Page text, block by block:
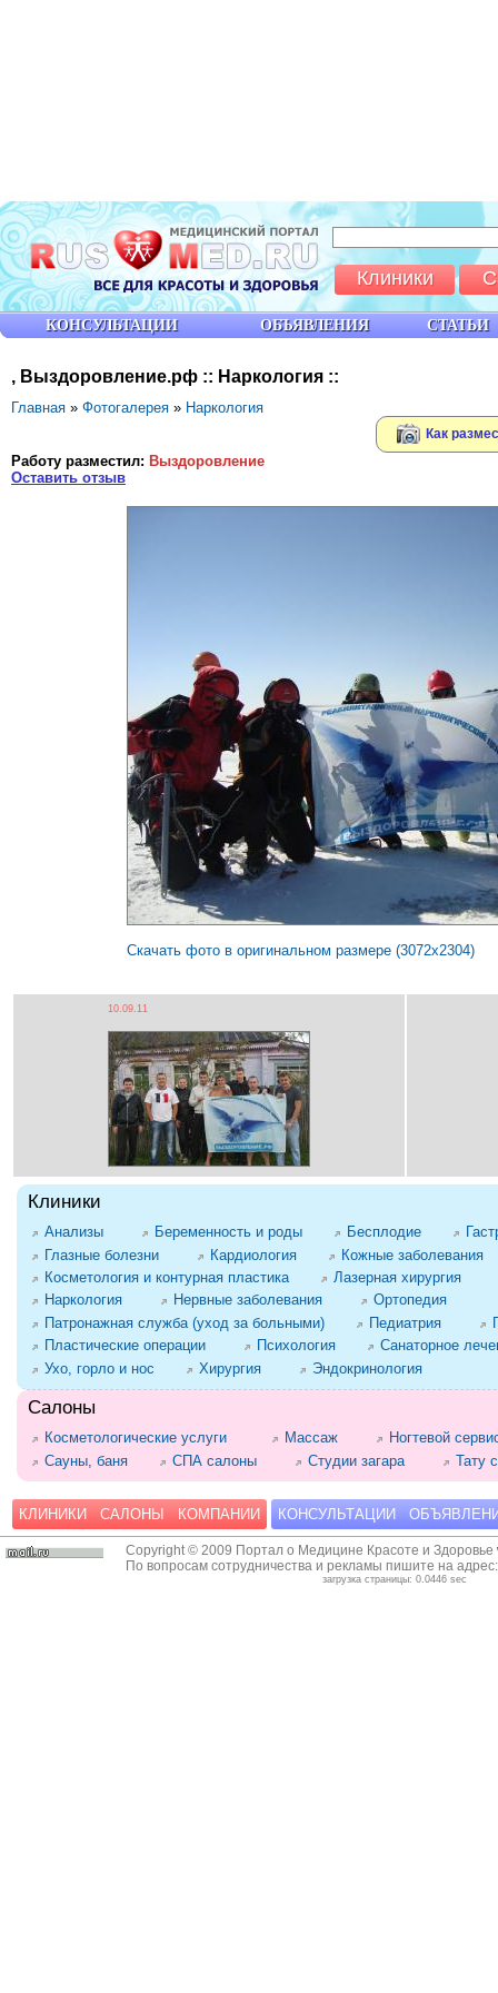
, Выздоровление.рф :: Наркология ::
Главная » Фотогалерея » Наркология
Как
Работу разместил: Выздоровление
Оставить отзыв
Скачать фото в оригинальном размере (3072x2304)
10.09.11
Клиники
Анализы Беременность и роды Бесплодие
Глазные болезни
Кардиология
Кожные заболевания
Косметология и контурная пластика
Лазерная хирургия
Наркология
Нервные заболевания
Ортопедия
Патронажная служба (уход за больными)
Педиатрия
Пластические операции
Психология
Санаторное
Ухо, горло и нос
Хирургия Эндокринология
Салоны
Косметологические услуги Массаж
Ногтевой
Сауны, баня
СПА салоны Студии загара Тату
КЛИНИКИ САЛОНЫ КОМПАНИИ КОНСУЛЬТАЦИИ
КОНСУЛЬТАЦИИ ОБЪЯВЛЕНИЯ СТАТЬИ
Клиники
Copyright © 2009 Портал о Медицине Красоте и Здоровье
По вопросам сотрудничества и рекламы пишите на
загрузка страницы: 0.0446 sec